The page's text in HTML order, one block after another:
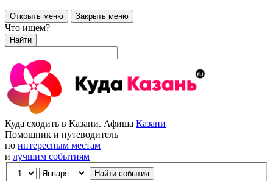
Открыть меню Закрыть меню
Что ищем?
Найти
Куда сходить в Казани. Афиша Казани
Помощник и путеводитель
по интересным местам
и лучшим событиям